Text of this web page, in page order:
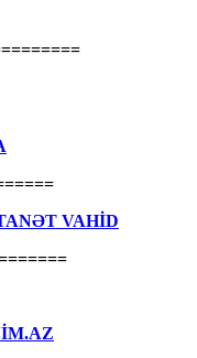
VAHİD